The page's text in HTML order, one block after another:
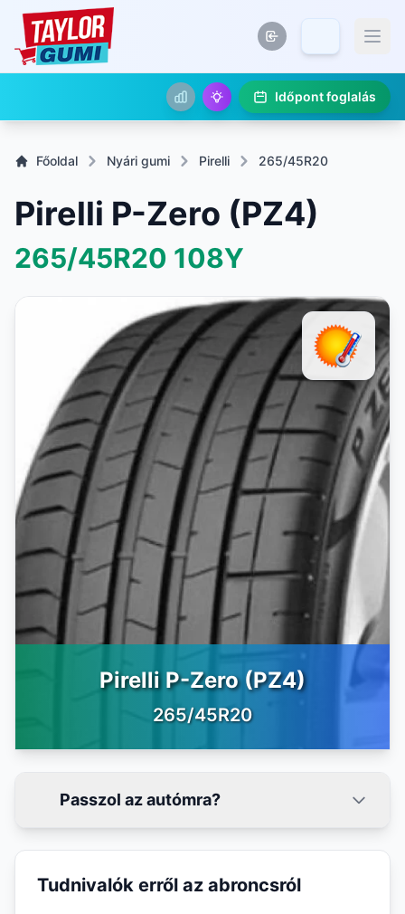
Időpont foglalás
Főoldal Nyári gumi Pirelli 265/45R20
Pirelli P-Zero (PZ4)
265/45R20 108Y
Pirelli P-Zero (PZ4)
265/45R20
Passzol az autómra?
Tudnivalók erről az abroncsról